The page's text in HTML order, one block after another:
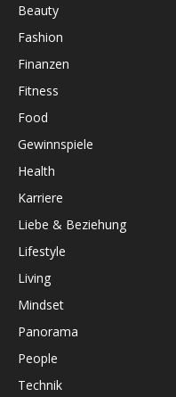
Beauty
Fashion
Finanzen
Fitness
Food
Gewinnspiele
Health
Karriere
Liebe & Beziehung
Lifestyle
Living
Mindset
Panorama
People
Technik